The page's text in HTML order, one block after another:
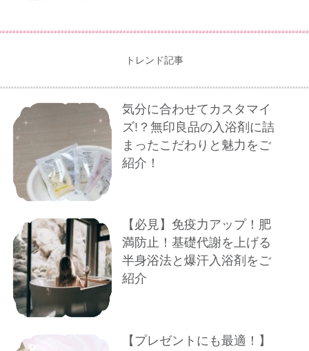
トレンド記事
気分に合わせてカスタマイ
ズ!？無印良品の入浴剤に詰
まったこだわりと魅力をご
紹介！
【必見】免疫力アップ！肥
満防止！基礎代謝を上げる
半身浴法と爆汗入浴剤をご
紹介
【プレゼントにも最適！】